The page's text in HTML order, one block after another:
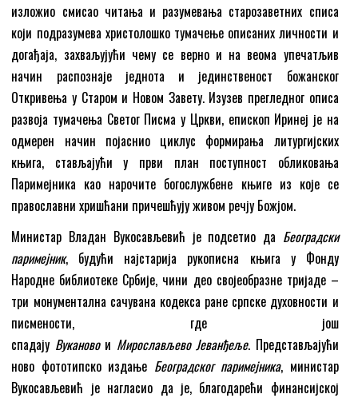
изложио смисао читања и разумевања старозаветних списа
који подразумева христолошко тумачење описаних личности и
догађаја, захваљујући чему се верно и на веома упечатљив
начин распознаје једнота и јединственост божанског
Откривења у Старом и Новом Завету. Изузев прегледног описа
развоја тумачења Светог Писма у Цркви, епископ Иринеј је на
одмерен начин појаснио циклус формирања литургијских
књига, стављајући у први план поступност обликовања
Паримејника као нарочите богослужбене књиге из које се
православни хришћани причешћују живом речју Божјом.
Министар Владан Вукосављевић је подсетио да Београдски
паримејник, будући најстарија рукописна књига у Фонду
Народне библиотеке Србије, чини део својеобразне тријаде –
три монументална сачувана кодекса ране српске духовности и
писмености, где још
спадају Вукановои Мирослављево Јеванђеље. Представљајући
ново фототипско издање Београдског паримејника, министар
Вукосављевић је нагласио да је, благодарећи финансијској